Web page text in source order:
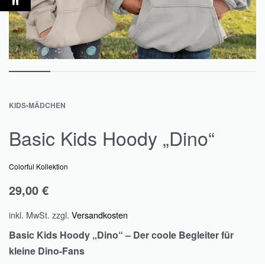
KIDS›MÄDCHEN
Basic Kids Hoody „Dino“
Colorful Kollektion
29,00 €
inkl. MwSt. zzgl. Versandkosten
Basic Kids Hoody „Dino“ – Der coole Begleiter für
kleine Dino-Fans